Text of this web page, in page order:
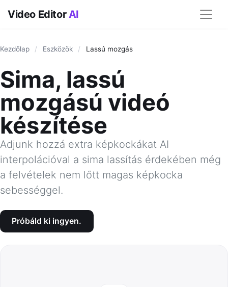
Video EditorAI
Kezdőlap / Eszközök / Lassú mozgás
Sima, lassú
mozgású videó
készítése
Adjunk hozzá extra képkockákat AI
interpolációval a sima lassítás érdekében még
a felvételek nem lőtt magas képkocka
sebességgel.
Próbáld ki ingyen.